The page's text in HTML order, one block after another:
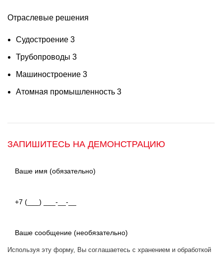
Отраслевые решения
Судостроение 3
Трубопроводы 3
Машиностроение 3
Атомная промышленность 3
ЗАПИШИТЕСЬ НА ДЕМОНСТРАЦИЮ
Используя эту форму, Вы соглашаетесь с хранением и обработкой